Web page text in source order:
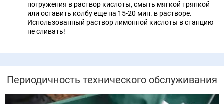
погружения в раствор кислоты, смыть мягкой тряпкой
или оставить колбу еще на 15-20 мин. в растворе.
Использованный раствор лимонной кислоты в станцию
не сливать!
Периодичность технического обслуживания